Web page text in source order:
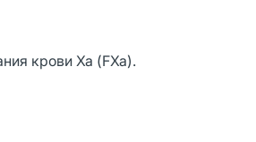
крови Ха (FXa).